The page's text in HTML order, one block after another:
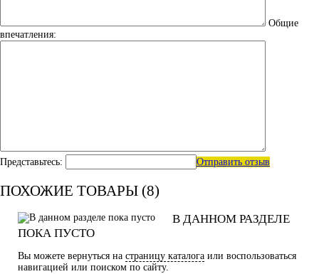
Общие
впечатления:
Представьтесь: Отправить отзыв
ПОХОЖИЕ ТОВАРЫ (8)
В ДАННОМ РАЗДЕЛЕ
ПОКА ПУСТО
Вы можете вернуться на страницу каталога или воспользоваться
навигацией или поиском по сайту.